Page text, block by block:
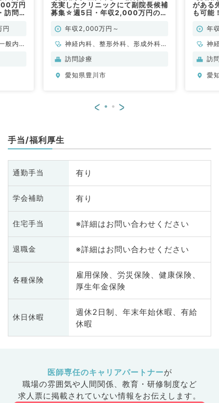
万円
訪問診
円
般内
充実したクリニックにて副院長候補
募集☆週5日・年収2,000万円の高
お仕事です（内科系・外科系／常
年収2,000万円～
神経内科、整形外科、形成外科、
脳神経外科、呼吸器外科、心臓血
般内科、循環器内科、呼吸器内
科、外科系全般、一般外科、消化
訪問診療
愛知県豊川市
がある
も可能
勤）年
神
科
訪
愛
< >
手当/福利厚生
通勤手当 有り
学会補助 有り
住宅手当 ※詳細はお問い合わせください
退職金 ※詳細はお問い合わせください
各種保険
雇用保険、労災保険、健康保険、
厚生年金保険
休日休暇
週休2日制、年末年始休暇、有給
休暇
医師専任のキャリアパートナーが
職場の雰囲気や人間関係、 教育・研修制度など
求人票に掲載されていない情報をお伝えします。